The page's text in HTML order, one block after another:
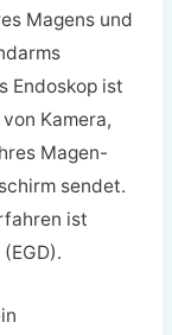
Magens und
Endoskop ist
Kamera,
Magen-
sendet.
ist